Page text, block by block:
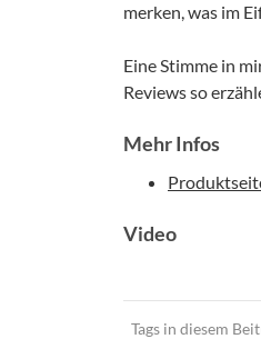
merken, was im
Eine Stimme in
Reviews so
Mehr Infos
Video
Tags in diesem